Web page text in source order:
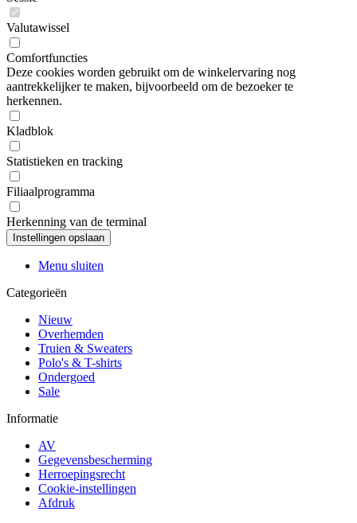
Valutawissel
Comfortfuncties
Deze cookies worden gebruikt om de winkelervaring nog
aantrekkelijker te maken, bijvoorbeeld om de bezoeker te
herkennen.
Kladblok
Statistieken en tracking
Filiaalprogramma
Herkenning van de terminal
Menu sluiten
Categorieën
Nieuw
Overhemden
Truien & Sweaters
Polo's & T-shirts
Ondergoed
Sale
Informatie
AV
Gegevensbescherming
Herroepingsrecht
Cookie-instellingen
Afdruk